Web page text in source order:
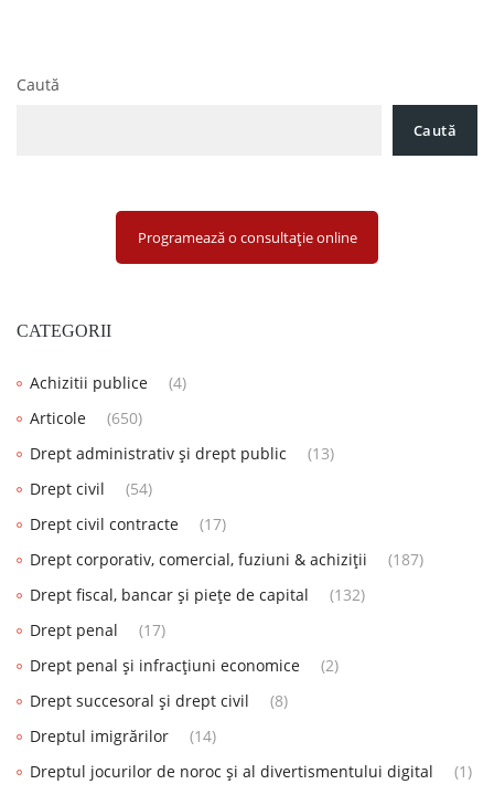
Caută
Caută
Programează o consultație online
CATEGORII
Achizitii publice
(4)
Articole
(650)
Drept administrativ și drept public
(13)
Drept civil
(54)
Drept civil contracte
(17)
Drept corporativ, comercial, fuziuni & achiziții
(187)
Drept fiscal, bancar și piețe de capital
(132)
Drept penal
(17)
Drept penal și infracțiuni economice
(2)
Drept succesoral și drept civil
(8)
Dreptul imigrărilor
(14)
Dreptul jocurilor de noroc și al divertismentului digital
(1)